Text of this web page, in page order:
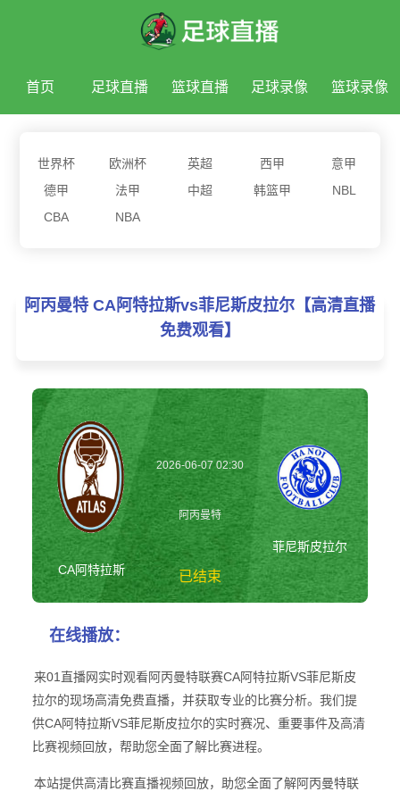
首页 足球直播 篮球直播 足球录像 篮球录像
世界杯 欧洲杯 英超 西甲
意甲
德甲
法甲 中超 韩篮甲
NBL
CBA
NBA
阿丙曼特 CA阿特拉斯vs菲尼斯皮拉尔【高清直播
免费观看】
CA阿特拉斯
2026-06-07 02:30
阿丙曼特
已结束
菲尼斯皮拉尔
在线播放：
来01直播网实时观看阿丙曼特联赛CA阿特拉斯VS菲尼斯皮
拉尔的现场高清免费直播，并获取专业的比赛分析。我们提
供CA阿特拉斯VS菲尼斯皮拉尔的实时赛况、重要事件及高清
比赛视频回放，帮助您全面了解比赛进程。
本站提供高清比赛直播视频回放，助您全面了解阿丙曼特联